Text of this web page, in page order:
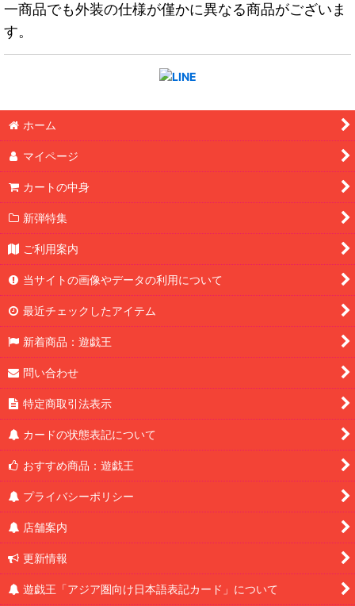
一商品でも外装の仕様が僅かに異なる商品がございま
す。
ホーム
マイページ
カートの中身
新弾特集
ご利用案内
当サイトの画像やデータの利用について
最近チェックしたアイテム
新着商品：遊戯王
問い合わせ
特定商取引法表示
カードの状態表記について
おすすめ商品：遊戯王
プライバシーポリシー
店舗案内
更新情報
遊戯王「アジア圏向け日本語表記カード」について